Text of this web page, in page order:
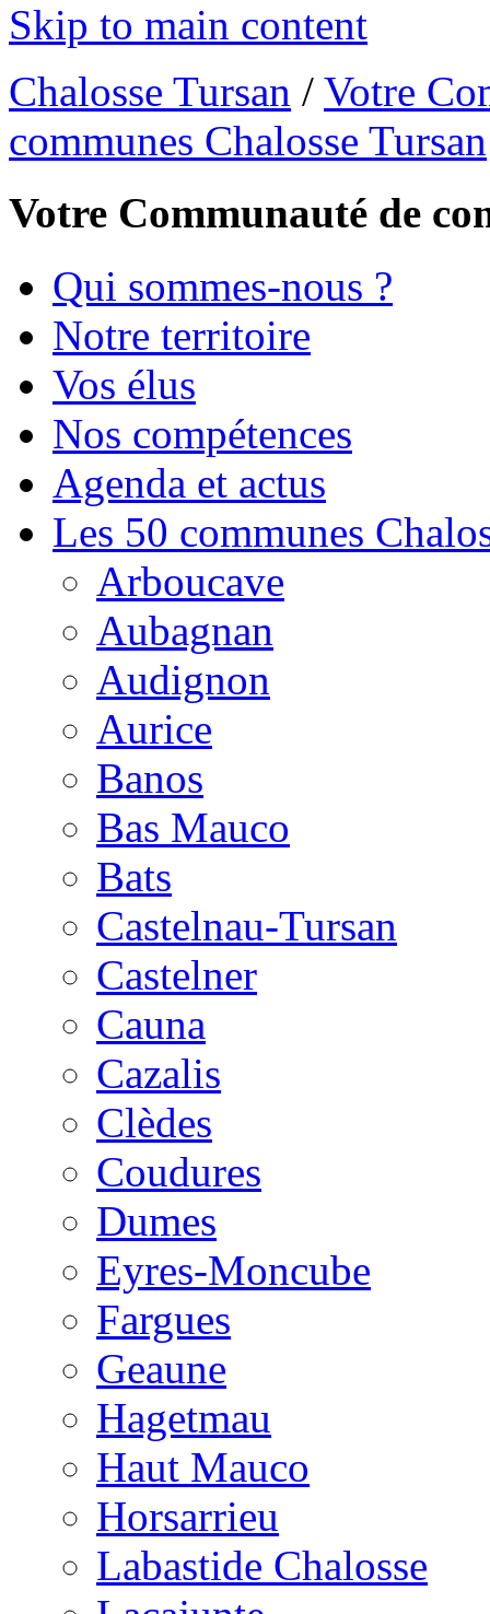
Skip to main content
Chalosse Tursan / Votre
communes Chalosse Tursan
Votre Communauté de
Qui sommes-nous ?
Notre territoire
Vos élus
Nos compétences
Agenda et actus
Les 50 communes
Arboucave
Aubagnan
Audignon
Aurice
Banos
Bas Mauco
Bats
Castelnau-Tursan
Castelner
Cauna
Cazalis
Clèdes
Coudures
Dumes
Eyres-Moncube
Fargues
Geaune
Hagetmau
Haut Mauco
Horsarrieu
Labastide Chalosse